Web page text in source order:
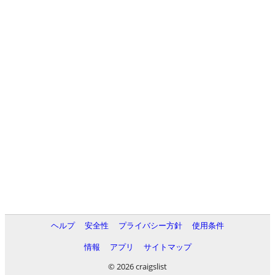
ヘルプ 安全性 プライバシー方針
使用条件
情報
アプリ
サイトマップ
© 2026 craigslist